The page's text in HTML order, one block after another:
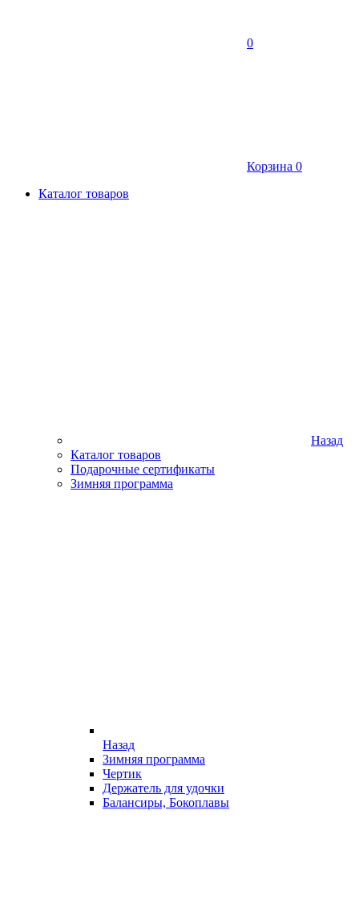
0
Корзина 0
Каталог товаров
Назад
Каталог товаров
Подарочные сертификаты
Зимняя программа
Назад
Зимняя программа
Чертик
Держатель для удочки
Балансиры, Бокоплавы